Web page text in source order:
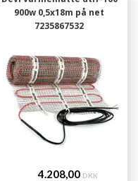
900w 0,5x18m på net
7235867532
4.208,00 DKK